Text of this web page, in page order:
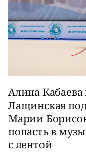
Алина Кабаева
Лащинская
Марии
попасть в
с лентой